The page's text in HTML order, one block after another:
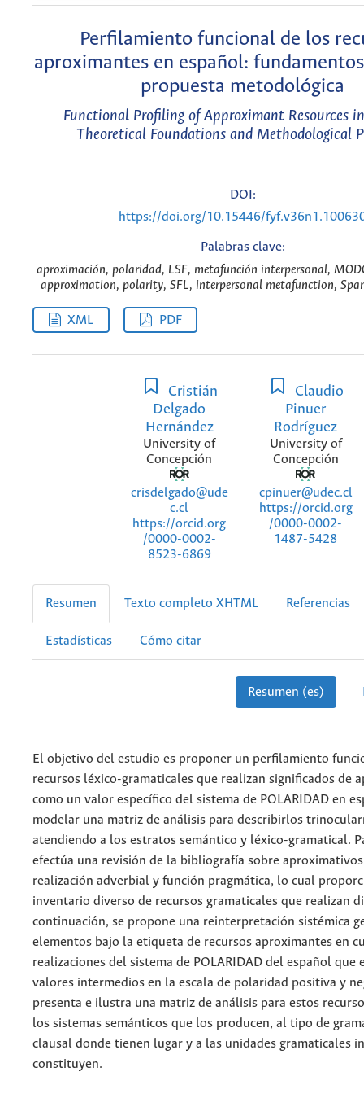
Perfilamiento funcional de los
aproximantes en español:
propuesta metodológica
Functional Profiling of Approximant Resources
Theoretical Foundations and Methodological
DOI:
https://doi.org/10.15446/
Palabras clave:
aproximación, polaridad, LSF, metafunción interpersonal,
approximation, polarity, SFL, interpersonal metafunction,
XML PDF
Cristián
Delgado
Hernández
University of
Concepción
crisdelgado@ude
c.cl
https://orcid.org
/0000-0002-
8523-6869
Claudio
Pinuer
Rodríguez
University of
Concepción
cpinuer@udec.cl
https://orcid.org
/0000-0002-
1487-5428
Resumen Texto completo XHTML Referencias
Estadísticas Cómo citar
Resumen (es)
El objetivo del estudio es proponer un perfilamiento
recursos léxico-gramaticales que realizan significados de
como un valor específico del sistema de POLARIDAD en
modelar una matriz de análisis para describirlos
atendiendo a los estratos semántico y léxico-gramatical.
efectúa una revisión de la bibliografía sobre
realización adverbial y función pragmática, lo cual
inventario diverso de recursos gramaticales que realizan
continuación, se propone una reinterpretación sistémica
elementos bajo la etiqueta de recursos aproximantes en
realizaciones del sistema de POLARIDAD del español que
valores intermedios en la escala de polaridad positiva y
presenta e ilustra una matriz de análisis para estos
los sistemas semánticos que los producen, al tipo de
clausal donde tienen lugar y a las unidades gramaticales
constituyen.